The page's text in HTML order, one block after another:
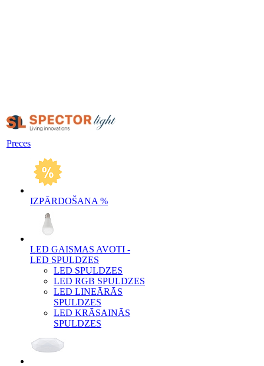
Preces
IZPĀRDOŠANA %
LED GAISMAS AVOTI -
LED SPULDZES
LED SPULDZES
LED RGB SPULDZES
LED LINEĀRĀS
SPULDZES
LED KRĀSAINĀS
SPULDZES